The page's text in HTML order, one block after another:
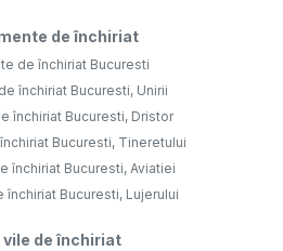
de închiriat
de închiriat Bucuresti
închiriat Bucuresti, Unirii
închiriat Bucuresti, Dristor
Bucuresti, Tineretului
închiriat Bucuresti, Aviatiei
închiriat Bucuresti, Lujerului
vile de închiriat